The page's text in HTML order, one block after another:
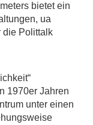
bietet ein
ua
die Polittalk
1970er Jahren
unter einen